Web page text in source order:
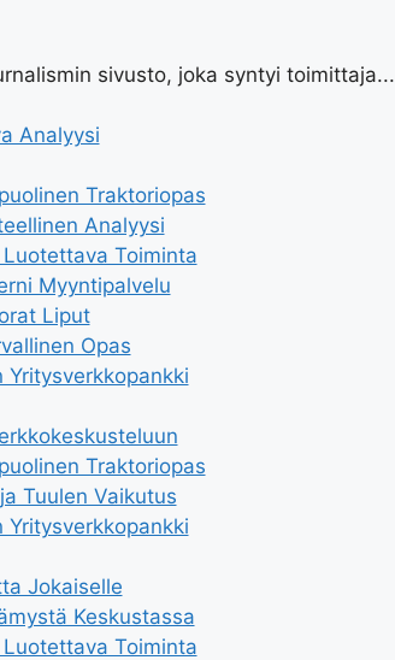
sivusto, joka syntyi toimittaja...
Analyysi
Traktoriopas
Analyysi
Toiminta
Myyntipalvelu
Liput
Opas
Traktoriopas
Tuulen Vaikutus
Jokaiselle
Keskustassa
Toiminta